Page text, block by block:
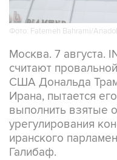
Фото: Fatemeh Bahrami/
Москва. 7 августа.
считают
США Дональда
Ирана, пытается
выполнить взятые
урегулирования
иранского
Галибаф.